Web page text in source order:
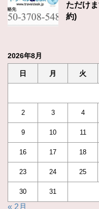
ただけ
約)
2026年8月
日 月 火
2 3 4
9 10 11
16 17 18
23 24 25
30 31
« 2月